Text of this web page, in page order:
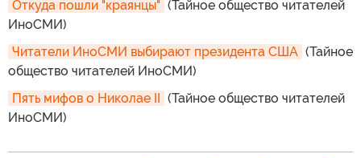
Откуда пошли "краянцы" (Тайное общество читателей
ИноСМИ)
Читатели ИноСМИ выбирают президента США (Тайное
общество читателей ИноСМИ)
Пять мифов о Николае II (Тайное общество читателей
ИноСМИ)